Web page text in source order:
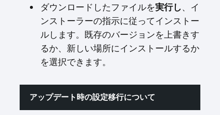
ダウンロードしたファイルを実行し、イ
ンストーラーの指示に従ってインストー
ルします。既存のバージョンを上書きす
るか、新しい場所にインストールするか
を選択できます。
アップデート時の設定移行について